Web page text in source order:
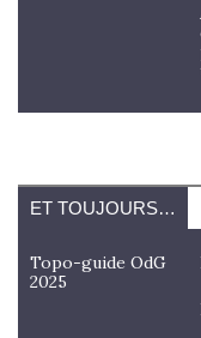
ET TOUJOURS…
Topo-guide OdG
2025